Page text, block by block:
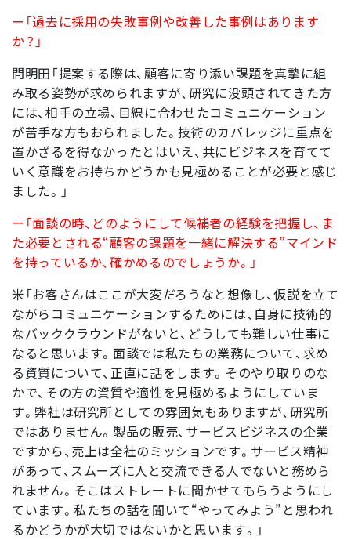
ー「過去に採用の失敗事例や改善した事例はあります
か？」
間明田「提案する際は、顧客に寄り添い課題を真摯に組
み取る姿勢が求められますが、研究に没頭されてきた方
には、相手の立場、目線に合わせたコミュニケーション
が苦手な方もおられました。技術のカバレッジに重点を
置かざるを得なかったとはいえ、共にビジネスを育てて
いく意識をお持ちかどうかも見極めることが必要と感じ
ました。」
ー「面談の時、どのようにして候補者の経験を把握し、ま
た必要とされる“顧客の課題を一緒に解決する”マインド
を持っているか、確かめるのでしょうか。」
米「お客さんはここが大変だろうなと想像し、仮説を立て
ながらコミュニケーションするためには、自身に技術的
なバッククラウンドがないと、どうしても難しい仕事に
なると思います。面談では私たちの業務について、求め
る資質について、正直に話をします。そのやり取りのな
かで、その方の資質や適性を見極めるようにしていま
す。弊社は研究所としての雰囲気もありますが、研究所
ではありません。製品の販売、サービスビジネスの企業
ですから、売上は全社のミッションです。サービス精神
があって、スムーズに人と交流できる人でないと務めら
れません。そこはストレートに聞かせてもらうようにし
ています。私たちの話を聞いて“やってみよう”と思われ
るかどうかが大切ではないかと思います。」